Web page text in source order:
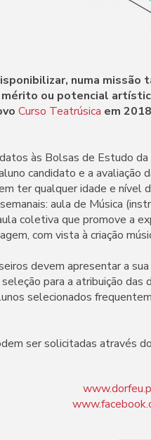
numa
ou potencial
Curso Teatrúsica em
às Bolsas de Estudo
candidato e a avaliação
ter qualquer idade e nível
aula de Música
coletiva que promove a
com vista à criação
devem apresentar a
para a atribuição
selecionados
ser solicitadas através